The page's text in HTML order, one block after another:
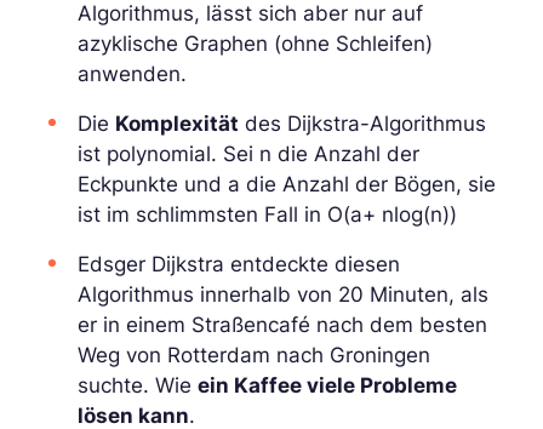
Algorithmus, lässt sich aber nur auf
azyklische Graphen (ohne Schleifen)
anwenden.
Die Komplexität des Dijkstra-Algorithmus
ist polynomial. Sei n die Anzahl der
Eckpunkte und a die Anzahl der Bögen, sie
ist im schlimmsten Fall in O(a+ nlog(n))
Edsger Dijkstra entdeckte diesen
Algorithmus innerhalb von 20 Minuten, als
er in einem Straßencafé nach dem besten
Weg von Rotterdam nach Groningen
suchte. Wie ein Kaffee viele Probleme
lösen kann.